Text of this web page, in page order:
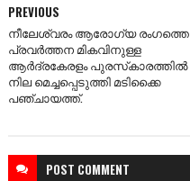
PREVIOUS
നീലേശ്വരം ആരോഗ്യ രംഗത്തെ
പ്രവര്‍ത്തന മികവിനുള്ള
ആര്‍ദ്രകേരളം പുരസ്‌കാരത്തില്‍
നില മെച്ചപ്പെടുത്തി മടിക്കൈ
പഞ്ചായത്ത്‌.
POST COMMENT